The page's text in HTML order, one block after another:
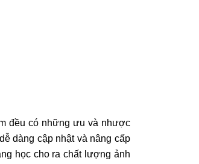
đều có những ưu và nhược
dàng cập nhật và nâng cấp
học cho ra chất lượng ảnh